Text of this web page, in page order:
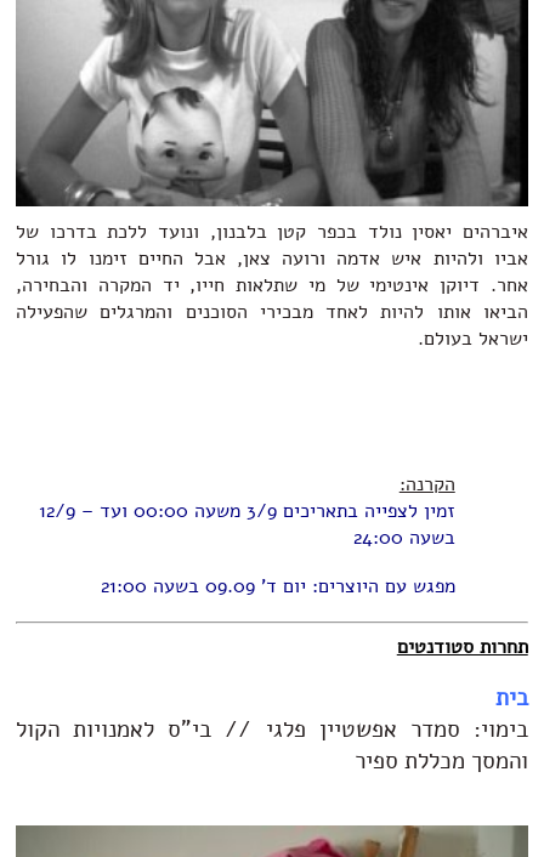
איברהים יאסין נולד בכפר קטן בלבנון, ונועד ללכת בדרכו של
אביו ולהיות איש אדמה ורועה צאן, אבל החיים זימנו לו גורל
אחר. דיוקן אינטימי של מי שתלאות חייו, יד המקרה והבחירה,
הביאו אותו להיות לאחד מבכירי הסוכנים והמרגלים שהפעילה
ישראל בעולם.
הקרנה:
זמין לצפייה בתאריכים 3/9 משעה 00:00 ועד – 12/9
בשעה 24:00
מפגש עם היוצרים: יום ד' 09.09 בשעה 21:00
תחרות סטודנטים
בית
בימוי: סמדר אפשטיין פלגי // בי"ס לאמנויות הקול
והמסך מכללת ספיר